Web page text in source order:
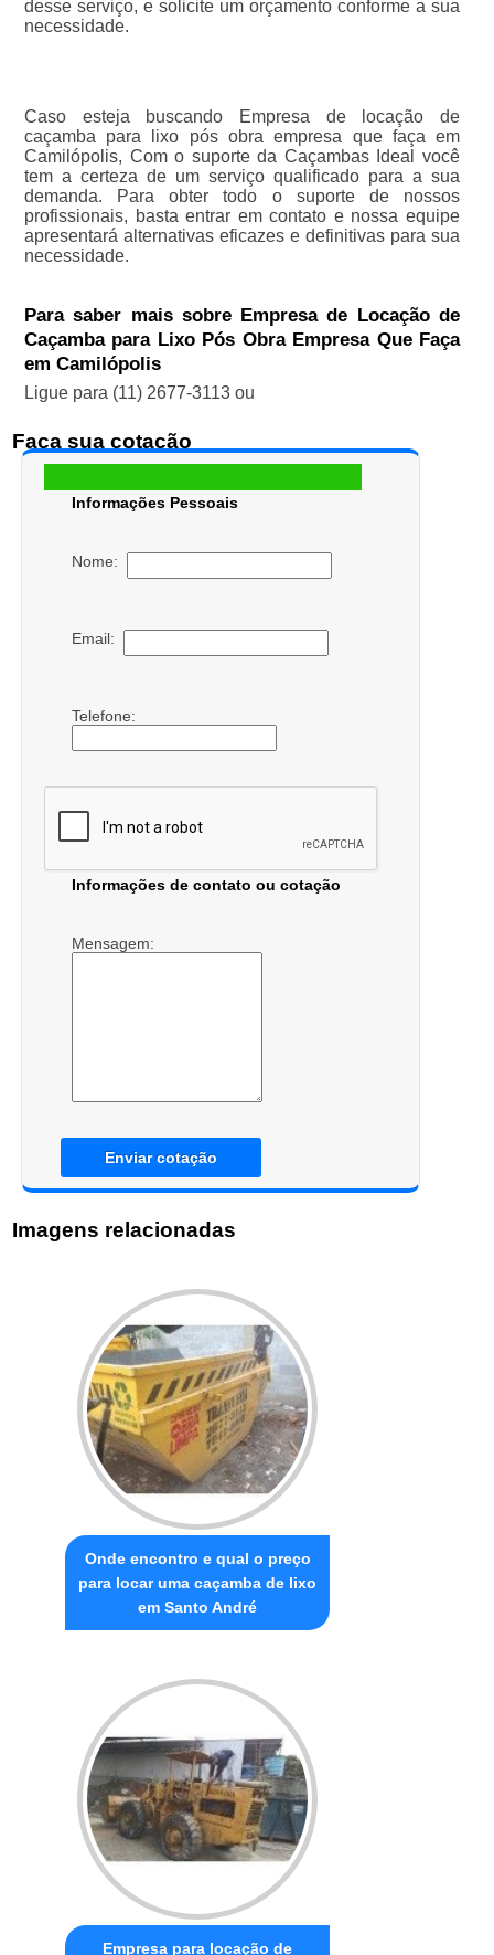
desse serviço, e solicite um orçamento conforme a sua
necessidade.
Caso esteja buscando Empresa de locação de
caçamba para lixo pós obra empresa que faça em
Camilópolis, Com o suporte da Caçambas Ideal você
tem a certeza de um serviço qualificado para a sua
demanda. Para obter todo o suporte de nossos
profissionais, basta entrar em contato e nossa equipe
apresentará alternativas eficazes e definitivas para sua
necessidade.
Para saber mais sobre Empresa de Locação de
Caçamba para Lixo Pós Obra Empresa Que Faça
em Camilópolis
Ligue para (11) 2677-3113ou
Faça sua cotação
Informações Pessoais
Nome:
Email:
Telefone:
Informações de contato ou cotação
Mensagem:
Enviar cotação
Imagens relacionadas
Onde encontro e qual o preço
para locar uma caçamba de lixo
em Santo André
Empresa para locação de